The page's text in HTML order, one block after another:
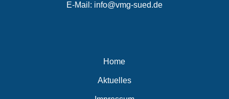
E-Mail: info@vmg-sued.de
Home
Aktuelles